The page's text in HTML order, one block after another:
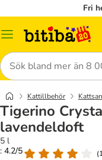
Fri
Meny
Sök
Kattillbehör
Tigerino
lavendeldoft
5 l
: 4.2/5
(